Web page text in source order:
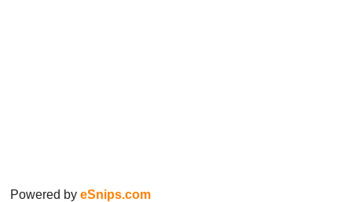
Powered by eSnips.com